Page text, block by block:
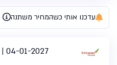
עדכנו אותי כשהמחיר משתנה
04-01-2027